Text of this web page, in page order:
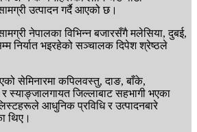
उत्पादन गर्दै आएको छ।
नेपालका विभिन्न बजारसँगै मलेसिया, दुबई,
निर्यात भइरहेको सञ्चालक दिपेश श्रेष्ठले
सेमिनारमा कपिलवस्तु, दाङ, बाँके,
र स्याङ्जालगायत जिल्लाबाट सहभागी भएका
आधुनिक प्रविधि र उत्पादनबारे
थिए।